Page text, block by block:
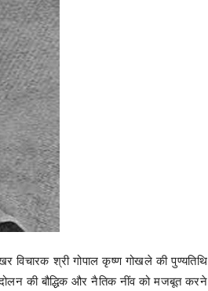
विचारक श्री गोपाल कृष्ण गोखले की पुण्यतिथि
की बौद्धिक और नैतिक नींव को मजबूत करने